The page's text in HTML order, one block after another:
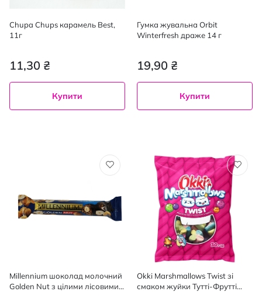
Chupa Chups карамель Best,
11г
11,30 ₴
Купити
Гумка жувальна Orbit
Winterfresh драже 14 г
19,90 ₴
Купити
Millennium шоколад молочний
Golden Nut з цілими лісовими
Okki Marshmallows Twist зі
смаком жуйки Тутті-Фрутті